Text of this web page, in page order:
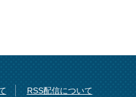
RSS配信について